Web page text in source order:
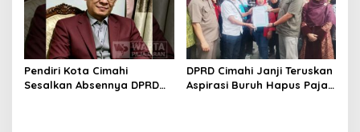
Pendiri Kota Cimahi
Sesalkan Absennya DPRD
DPRD Cimahi Janji Teruskan
Aspirasi Buruh Hapus Pajak